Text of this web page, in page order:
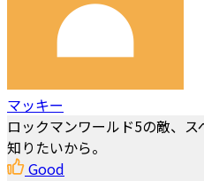
マッキー
ロックマンワールド5の敵、
知りたいから。
Good